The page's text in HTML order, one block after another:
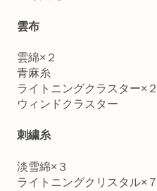
雲布
雲綿×２
青麻糸
ライトニングクラスター×２
ウィンドクラスター
刺繍糸
淡雪綿×３
ライトニングクリスタル×７